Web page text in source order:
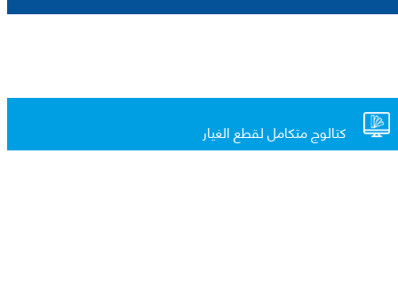
كتالوج متكامل لقطع الغيار